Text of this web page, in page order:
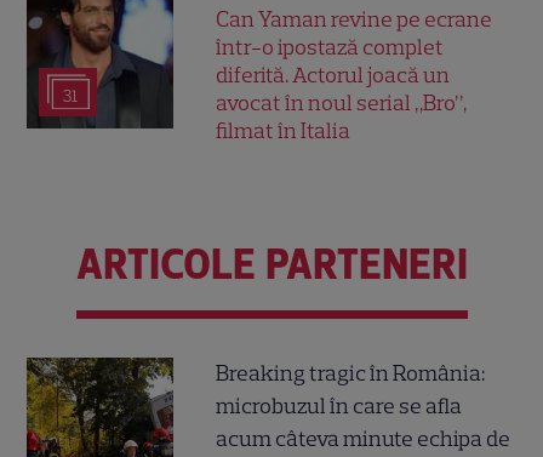
31
Can Yaman revine pe ecrane
într-o ipostază complet
diferită. Actorul joacă un
avocat în noul serial „Bro”,
filmat în Italia
ARTICOLE PARTENERI
Breaking tragic în România:
microbuzul în care se afla
acum câteva minute echipa de